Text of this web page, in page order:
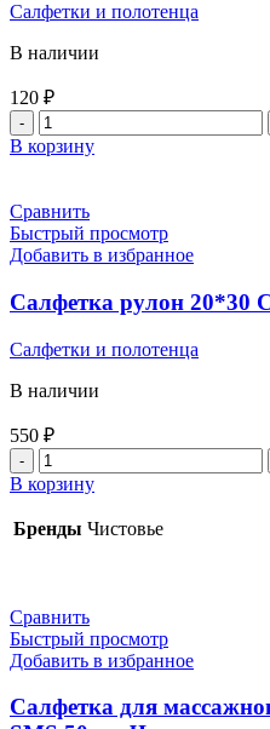
Салфетки и полотенца
В наличии
120 ₽
Количество
товара
20*20
Эконом
100
BP
В корзину
Сравнить
Быстрый просмотр
Добавить в избранное
Салфетка рулон 20*30
Салфетки и полотенца
В наличии
550 ₽
Количество
товара
рулон
20*30
шт.
Чистовье
В корзину
Бренды Чистовье
Сравнить
Быстрый просмотр
Добавить в избранное
Салфетка для